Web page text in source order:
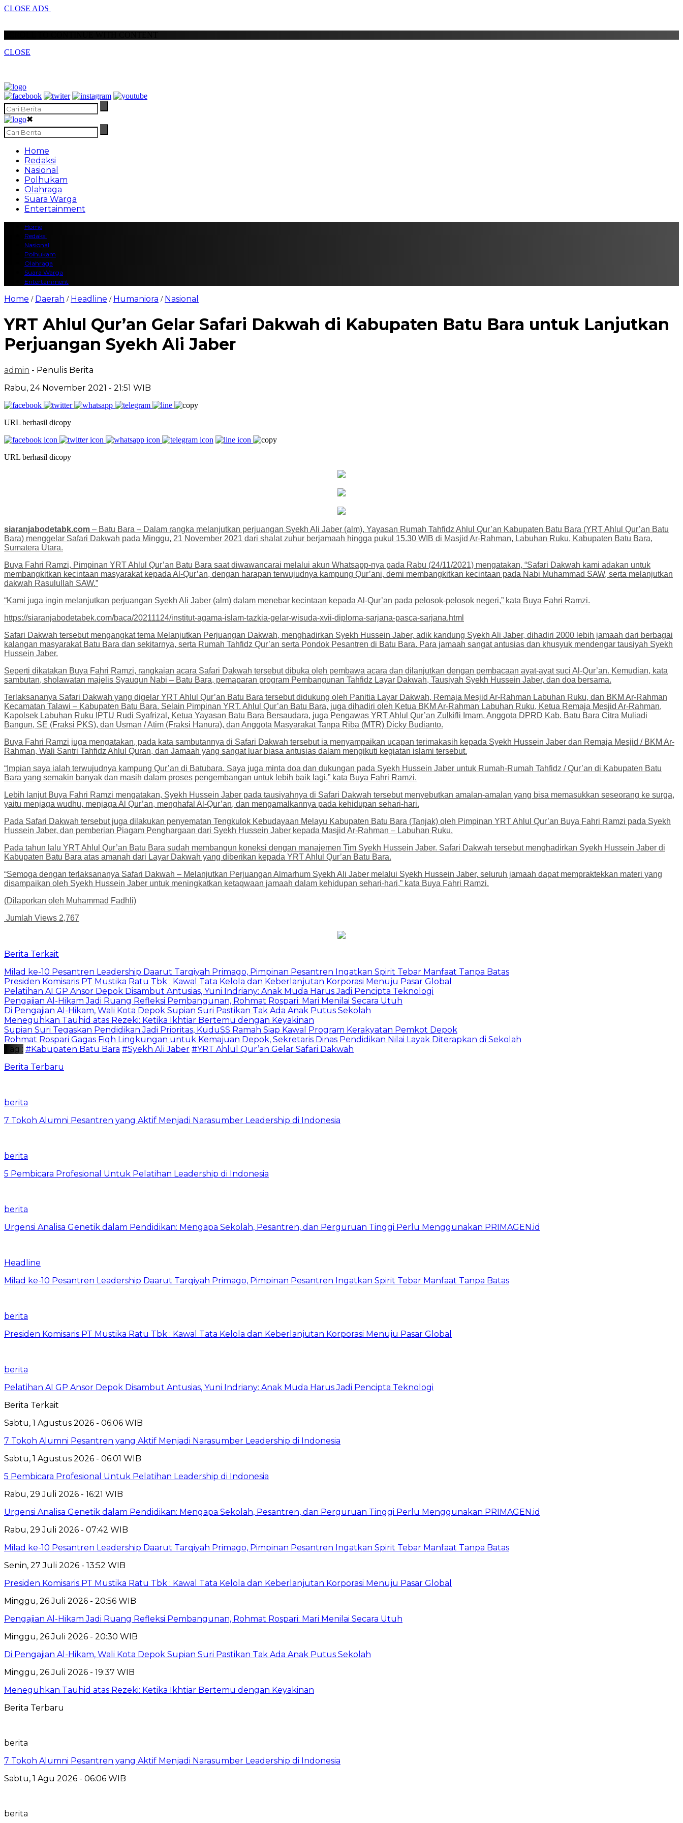
CLOSE ADS
CLOSE
✖
Home
Redaksi
Nasional
Polhukam
Olahraga
Suara Warga
Entertainment
Home
Redaksi
Nasional
Polhukam
Olahraga
Suara Warga
Entertainment
Home / Daerah / Headline / Humaniora / Nasional
YRT Ahlul Qur’an Gelar Safari Dakwah di Kabupaten Batu Bara untuk Lanjutkan
Perjuangan Syekh Ali Jaber
admin - Penulis Berita
Rabu, 24 November 2021 - 21:51 WIB
URL berhasil dicopy
URL berhasil dicopy
siaranjabodetabk.com – Batu Bara – Dalam rangka melanjutkan perjuangan Syekh Ali Jaber (alm), Yayasan Rumah Tahfidz Ahlul Qur’an Kabupaten Batu Bara (YRT Ahlul Qur’an Batu
Bara) menggelar Safari Dakwah pada Minggu, 21 November 2021 dari shalat zuhur berjamaah hingga pukul 15.30 WIB di Masjid Ar-Rahman, Labuhan Ruku, Kabupaten Batu Bara,
Sumatera Utara.
Buya Fahri Ramzi, Pimpinan YRT Ahlul Qur’an Batu Bara saat diwawancarai melalui akun Whatsapp-nya pada Rabu (24/11/2021) mengatakan, “Safari Dakwah kami adakan untuk
membangkitkan kecintaan masyarakat kepada Al-Qur’an, dengan harapan terwujudnya kampung Qur’ani, demi membangkitkan kecintaan pada Nabi Muhammad SAW, serta melanjutkan
dakwah Rasulullah SAW.”
“Kami juga ingin melanjutkan perjuangan Syekh Ali Jaber (alm) dalam menebar kecintaan kepada Al-Qur’an pada pelosok-pelosok negeri,” kata Buya Fahri Ramzi.
https://siaranjabodetabek.com/baca/20211124/institut-agama-islam-tazkia-gelar-wisuda-xvii-diploma-sarjana-pasca-sarjana.html
Safari Dakwah tersebut mengangkat tema Melanjutkan Perjuangan Dakwah, menghadirkan Syekh Hussein Jaber, adik kandung Syekh Ali Jaber, dihadiri 2000 lebih jamaah dari berbagai
kalangan masyarakat Batu Bara dan sekitarnya, serta Rumah Tahfidz Qur’an serta Pondok Pesantren di Batu Bara. Para jamaah sangat antusias dan khusyuk mendengar tausiyah Syekh
Hussein Jaber.
Seperti dikatakan Buya Fahri Ramzi, rangkaian acara Safari Dakwah tersebut dibuka oleh pembawa acara dan dilanjutkan dengan pembacaan ayat-ayat suci Al-Qur’an. Kemudian, kata
sambutan, sholawatan majelis Syauqun Nabi – Batu Bara, pemaparan program Pembangunan Tahfidz Layar Dakwah, Tausiyah Syekh Hussein Jaber, dan doa bersama.
Terlaksananya Safari Dakwah yang digelar YRT Ahlul Qur’an Batu Bara tersebut didukung oleh Panitia Layar Dakwah, Remaja Mesjid Ar-Rahman Labuhan Ruku, dan BKM Ar-Rahman
Kecamatan Talawi – Kabupaten Batu Bara. Selain Pimpinan YRT. Ahlul Qur’an Batu Bara, juga dihadiri oleh Ketua BKM Ar-Rahman Labuhan Ruku, Ketua Remaja Mesjid Ar-Rahman,
Kapolsek Labuhan Ruku IPTU Rudi Syafrizal, Ketua Yayasan Batu Bara Bersaudara, juga Pengawas YRT Ahlul Qur’an Zulkifli Imam, Anggota DPRD Kab. Batu Bara Citra Muliadi
Bangun, SE (Fraksi PKS), dan Usman / Atim (Fraksi Hanura), dan Anggota Masyarakat Tanpa Riba (MTR) Dicky Budianto.
Buya Fahri Ramzi juga mengatakan, pada kata sambutannya di Safari Dakwah tersebut ia menyampaikan ucapan terimakasih kepada Syekh Hussein Jaber dan Remaja Mesjid / BKM Ar-
Rahman, Wali Santri Tahfidz Ahlul Quran, dan Jamaah yang sangat luar biasa antusias dalam mengikuti kegiatan islami tersebut.
“Impian saya ialah terwujudnya kampung Qur’an di Batubara. Saya juga minta doa dan dukungan pada Syekh Hussein Jaber untuk Rumah-Rumah Tahfidz / Qur’an di Kabupaten Batu
Bara yang semakin banyak dan masih dalam proses pengembangan untuk lebih baik lagi,” kata Buya Fahri Ramzi.
Lebih lanjut Buya Fahri Ramzi mengatakan, Syekh Hussein Jaber pada tausiyahnya di Safari Dakwah tersebut menyebutkan amalan-amalan yang bisa memasukkan seseorang ke surga,
yaitu menjaga wudhu, menjaga Al Qur’an, menghafal Al-Qur’an, dan mengamalkannya pada kehidupan sehari-hari.
Pada Safari Dakwah tersebut juga dilakukan penyematan Tengkulok Kebudayaan Melayu Kabupaten Batu Bara (Tanjak) oleh Pimpinan YRT Ahlul Qur’an Buya Fahri Ramzi pada Syekh
Hussein Jaber, dan pemberian Piagam Penghargaan dari Syekh Hussein Jaber kepada Masjid Ar-Rahman – Labuhan Ruku.
Pada tahun lalu YRT Ahlul Qur’an Batu Bara sudah membangun koneksi dengan manajemen Tim Syekh Hussein Jaber. Safari Dakwah tersebut menghadirkan Syekh Hussein Jaber di
Kabupaten Batu Bara atas amanah dari Layar Dakwah yang diberikan kepada YRT Ahlul Qur’an Batu Bara.
“Semoga dengan terlaksananya Safari Dakwah – Melanjutkan Perjuangan Almarhum Syekh Ali Jaber melalui Syekh Hussein Jaber, seluruh jamaah dapat mempraktekkan materi yang
disampaikan oleh Syekh Hussein Jaber untuk meningkatkan ketaqwaan jamaah dalam kehidupan sehari-hari,” kata Buya Fahri Ramzi.
(Dilaporkan oleh Muhammad Fadhli)
Jumlah Views 2,767
Berita Terkait
Milad ke-10 Pesantren Leadership Daarut Tarqiyah Primago, Pimpinan Pesantren Ingatkan Spirit Tebar Manfaat Tanpa Batas
Presiden Komisaris PT Mustika Ratu Tbk : Kawal Tata Kelola dan Keberlanjutan Korporasi Menuju Pasar Global
Pelatihan AI GP Ansor Depok Disambut Antusias, Yuni Indriany: Anak Muda Harus Jadi Pencipta Teknologi
Pengajian Al-Hikam Jadi Ruang Refleksi Pembangunan, Rohmat Rospari: Mari Menilai Secara Utuh
Di Pengajian Al-Hikam, Wali Kota Depok Supian Suri Pastikan Tak Ada Anak Putus Sekolah
Meneguhkan Tauhid atas Rezeki: Ketika Ikhtiar Bertemu dengan Keyakinan
Supian Suri Tegaskan Pendidikan Jadi Prioritas, KuduSS Ramah Siap Kawal Program Kerakyatan Pemkot Depok
Rohmat Rospari Gagas Fiqh Lingkungan untuk Kemajuan Depok, Sekretaris Dinas Pendidikan Nilai Layak Diterapkan di Sekolah
Tag : #Kabupaten Batu Bara #Syekh Ali Jaber #YRT Ahlul Qur’an Gelar Safari Dakwah
Berita Terbaru
berita
7 Tokoh Alumni Pesantren yang Aktif Menjadi Narasumber Leadership di Indonesia
berita
5 Pembicara Profesional Untuk Pelatihan Leadership di Indonesia
berita
Urgensi Analisa Genetik dalam Pendidikan: Mengapa Sekolah, Pesantren, dan Perguruan Tinggi Perlu Menggunakan PRIMAGEN.id
Headline
Milad ke-10 Pesantren Leadership Daarut Tarqiyah Primago, Pimpinan Pesantren Ingatkan Spirit Tebar Manfaat Tanpa Batas
berita
Presiden Komisaris PT Mustika Ratu Tbk : Kawal Tata Kelola dan Keberlanjutan Korporasi Menuju Pasar Global
berita
Pelatihan AI GP Ansor Depok Disambut Antusias, Yuni Indriany: Anak Muda Harus Jadi Pencipta Teknologi
Berita Terkait
Sabtu, 1 Agustus 2026 - 06:06 WIB
7 Tokoh Alumni Pesantren yang Aktif Menjadi Narasumber Leadership di Indonesia
Sabtu, 1 Agustus 2026 - 06:01 WIB
5 Pembicara Profesional Untuk Pelatihan Leadership di Indonesia
Rabu, 29 Juli 2026 - 16:21 WIB
Urgensi Analisa Genetik dalam Pendidikan: Mengapa Sekolah, Pesantren, dan Perguruan Tinggi Perlu Menggunakan PRIMAGEN.id
Rabu, 29 Juli 2026 - 07:42 WIB
Milad ke-10 Pesantren Leadership Daarut Tarqiyah Primago, Pimpinan Pesantren Ingatkan Spirit Tebar Manfaat Tanpa Batas
Senin, 27 Juli 2026 - 13:52 WIB
Presiden Komisaris PT Mustika Ratu Tbk : Kawal Tata Kelola dan Keberlanjutan Korporasi Menuju Pasar Global
Minggu, 26 Juli 2026 - 20:56 WIB
Pengajian Al-Hikam Jadi Ruang Refleksi Pembangunan, Rohmat Rospari: Mari Menilai Secara Utuh
Minggu, 26 Juli 2026 - 20:30 WIB
Di Pengajian Al-Hikam, Wali Kota Depok Supian Suri Pastikan Tak Ada Anak Putus Sekolah
Minggu, 26 Juli 2026 - 19:37 WIB
Meneguhkan Tauhid atas Rezeki: Ketika Ikhtiar Bertemu dengan Keyakinan
Berita Terbaru
berita
7 Tokoh Alumni Pesantren yang Aktif Menjadi Narasumber Leadership di Indonesia
Sabtu, 1 Agu 2026 - 06:06 WIB
berita